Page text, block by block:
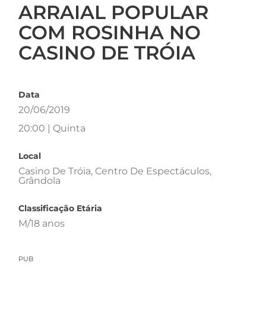
ARRAIAL POPULAR
COM ROSINHA NO
CASINO DE TRÓIA
Data
20/06/2019
20:00 | Quinta
Local
Casino De Tróia, Centro De Espectáculos,
Grândola
Classificação Etária
M/18 anos
PUB